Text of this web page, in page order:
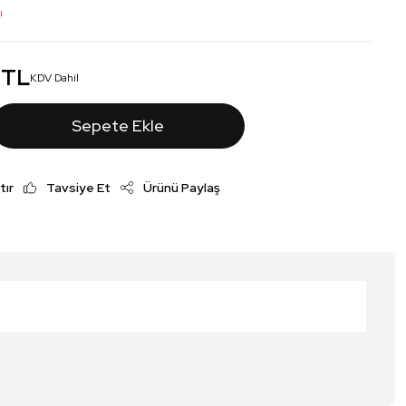
KDV Dahil
Sepete Ekle
Tavsiye Et Ürünü Paylaş